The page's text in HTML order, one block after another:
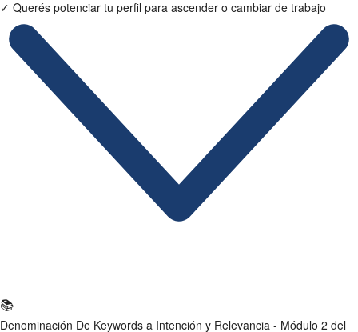
✓ Querés potenciar tu perfil para ascender o cambiar de trabajo
📚
Denominación De Keywords a Intención y Relevancia - Módulo 2 del